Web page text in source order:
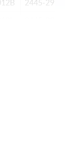
2445-
（九龙湾港铁站B